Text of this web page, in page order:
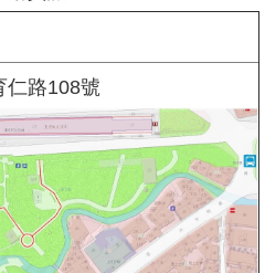
仁路108號